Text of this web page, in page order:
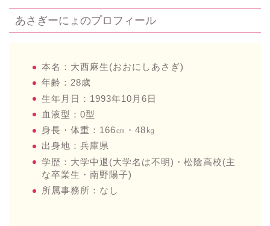
あさぎーにょのプロフィール
本名：大西麻生(おおにしあさぎ)
年齢：28歳
生年月日：1993年10月6日
血液型：0型
身長・体重：166㎝・48㎏
出身地：兵庫県
学歴：大学中退(大学名は不明)・松陰高校(主
な卒業生・南野陽子)
所属事務所：なし